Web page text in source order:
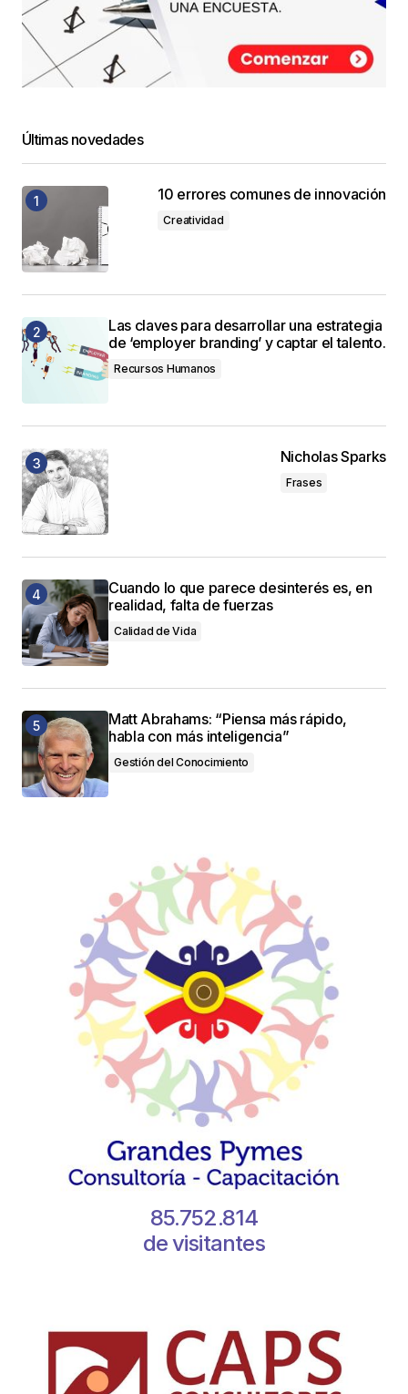
Últimas novedades
10 errores comunes de innovación
Creatividad
Las claves para desarrollar una estrategia
de ‘employer branding’ y captar el talento.
Recursos Humanos
Nicholas Sparks
Frases
Cuando lo que parece desinterés es, en
realidad, falta de fuerzas
Calidad de Vida
Matt Abrahams: “Piensa más rápido,
habla con más inteligencia”
Gestión del Conocimiento
85.752.814
de visitantes